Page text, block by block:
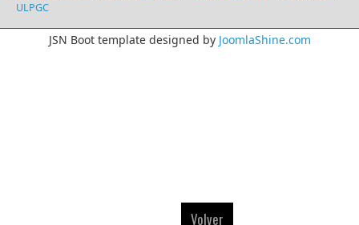
ULPGC
Volver
JSN Boot template designed by JoomlaShine.com